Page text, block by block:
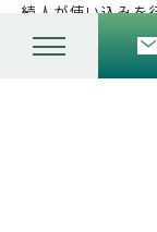
続人が使い込みを
償請求訴訟を提起